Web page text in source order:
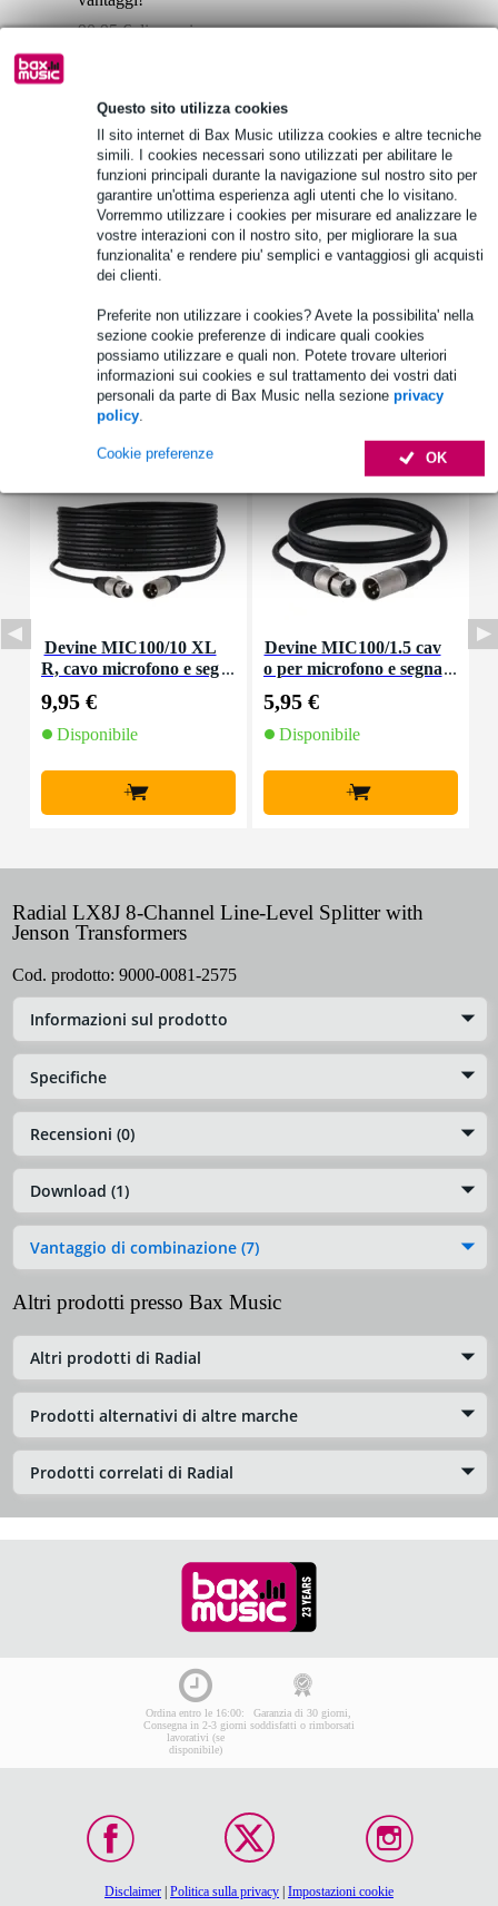
Questo sito utilizza cookies
Il sito internet di Bax Music utilizza cookies e altre tecniche
simili. I cookies necessari sono utilizzati per abilitare le
funzioni principali durante la navigazione sul nostro sito per
garantire un'ottima esperienza agli utenti che lo visitano.
Vorremmo utilizzare i cookies per misurare ed analizzare le
vostre interazioni con il nostro sito, per migliorare la sua
funzionalita' e rendere piu' semplici e vantaggiosi gli acquisti
dei clienti.
Preferite non utilizzare i cookies? Avete la possibilita' nella
sezione cookie preferenze di indicare quali cookies
possiamo utilizzare e quali non. Potete trovare ulteriori
informazioni sui cookies e sul trattamento dei vostri dati
personali da parte di Bax Music nella sezione privacy
policy.
OK
Cookie preferenze
90,95 € di premio
Informazioni sul prodotto
splitter di livello di linea
trasformatore: Jensen JT-123-SLPC
Specifiche complete
Vedi anche (3)
Accessori (20)
Devine MIC100/10 XL
R, cavo microfono e seg
9,95 €
Disponibile
+
Devine MIC100/1.5 cav
o per microfono e segna
5,95 €
Disponibile
+
Radial LX8J 8-Channel Line-Level Splitter with
Jenson Transformers
Cod. prodotto: 9000-0081-2575
Informazioni sul prodotto
Specifiche
Recensioni (0)
Download (1)
Vantaggio di combinazione (7)
Altri prodotti presso Bax Music
Altri prodotti di Radial
Prodotti alternativi di altre marche
Prodotti correlati di Radial
Ordina entro le 16:00:
Consegna in 2-3 giorni
lavorativi (se
disponibile)
Garanzia di 30 giorni,
soddisfatti o rimborsati
Disclaimer | Politica sulla privacy | Impostazioni cookie